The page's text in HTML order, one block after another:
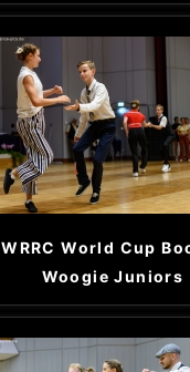
WRRC World Cup
Woogie Juniors